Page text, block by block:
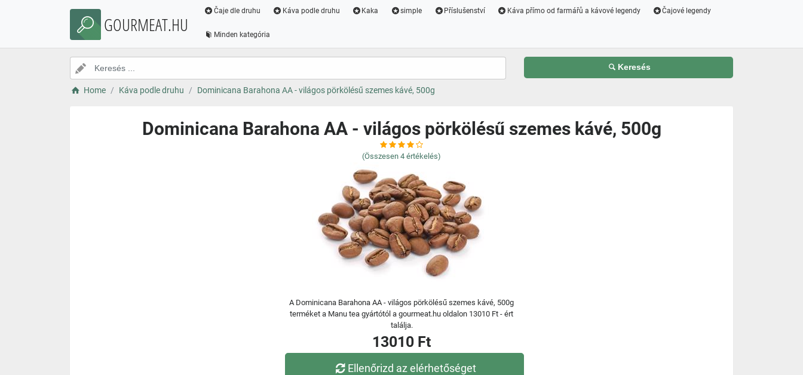
GOURMEAT.HU
Čaje dle druhu Káva podle druhu Kaka simple Příslušenství Káva přímo od farmářů a kávové legendy Čajové legendy
Minden kategória
Keresés
Home Káva podle druhu Dominicana Barahona AA - világos pörkölésű szemes kávé, 500g
Dominicana Barahona AA - világos pörkölésű szemes kávé, 500g
(Összesen 4 értékelés)
A Dominicana Barahona AA - világos pörkölésű szemes kávé, 500g
terméket a Manu tea gyártótól a gourmeat.hu oldalon 13010 Ft - ért
találja.
13010 Ft
Ellenőrizd az elérhetőséget